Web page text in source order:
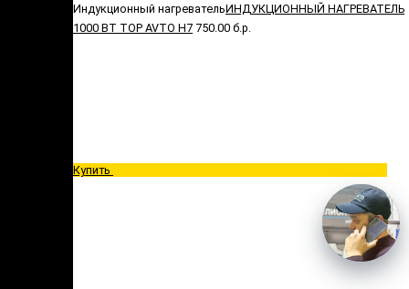
Индукционный нагревательИНДУКЦИОННЫЙ НАГРЕВАТЕЛЬ
1000 ВТ TOP AVTO H7 750.00 б.р.
Купить